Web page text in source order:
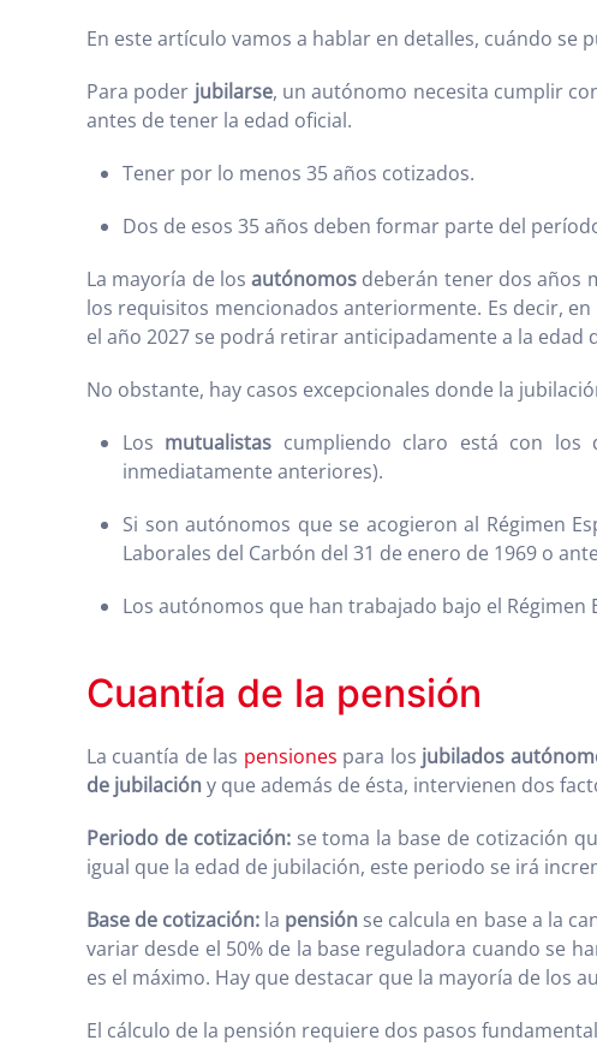
En este artículo vamos a hablar en detalles, cuándo se
Para poder jubilarse, un autónomo necesita cumplir
antes de tener la edad oficial.
Tener por lo menos 35 años cotizados.
Dos de esos 35 años deben formar parte del
La mayoría de losautónomos deberán tener dos años
los requisitos mencionados anteriormente. Es decir,
el año 2027 se podrá retirar anticipadamente a la edad
No obstante, hay casos excepcionales donde la
Los mutualistas cumpliendo claro está con
inmediatamente anteriores).
Si son autónomos que se acogieron al Régimen
Laborales del Carbón del 31 de enero de 1969 o
Los autónomos que han trabajado bajo el Régimen
Cuantía de la pensión
La cuantía de las pensiones para los jubilados
de jubilacióny que además de ésta, intervienen dos
Periodo de cotización:se toma la base de cotización
igual que la edad de jubilación, este periodo se irá
Base de cotización: la pensión se calcula en base a la
variar desde el 50% de la base reguladora cuando se
es el máximo. Hay que destacar que la mayoría de los
El cálculo de la pensión requiere dos pasos